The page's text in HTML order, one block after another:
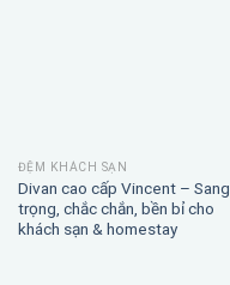
ĐỆM KHÁCH SẠN
Divan cao cấp Vincent – Sang
trọng, chắc chắn, bền bỉ cho
khách sạn & homestay